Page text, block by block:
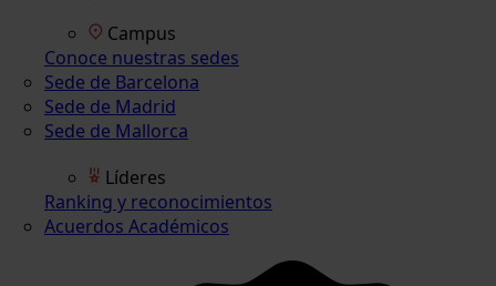
Campus
Conoce nuestras sedes
Sede de Barcelona
Sede de Madrid
Sede de Mallorca
Líderes
Ranking y reconocimientos
Acuerdos Académicos